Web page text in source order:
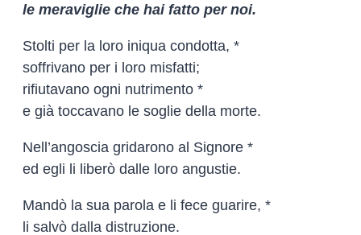
le meraviglie che hai fatto per noi.
Stolti per la loro iniqua condotta, *
soffrivano per i loro misfatti;
rifiutavano ogni nutrimento *
e già toccavano le soglie della morte.
Nell’angoscia gridarono al Signore *
ed egli li liberò dalle loro angustie.
Mandò la sua parola e li fece guarire, *
li salvò dalla distruzione.